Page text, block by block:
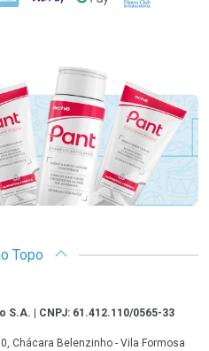
Topo
S.A. | CNPJ: 61.412.110/0565-33
Chácara Belenzinho - Vila Formosa